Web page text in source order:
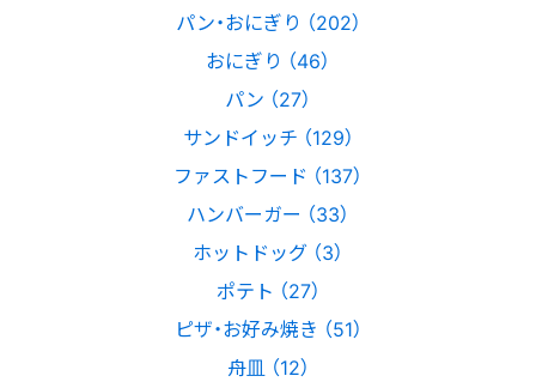
パン・おにぎり （202）
おにぎり （46）
パン （27）
サンドイッチ （129）
ファストフード （137）
ハンバーガー （33）
ホットドッグ （3）
ポテト （27）
ピザ・お好み焼き （51）
舟皿 （12）